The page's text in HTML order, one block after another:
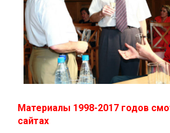
Материалы 1998-2017 годов
сайтах